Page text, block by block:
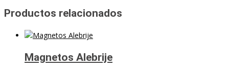
Productos relacionados
Magnetos Alebrije